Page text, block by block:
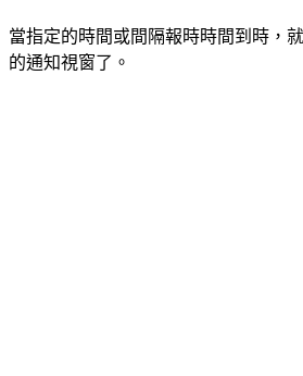
當指定的時間或間隔報時時間到時，
的通知視窗了。